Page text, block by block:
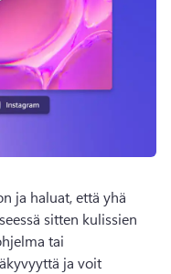
ja haluat, että yhä
sitten kulissien
tai
ja voit